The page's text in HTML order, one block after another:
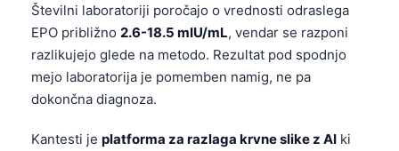
Številni laboratoriji poročajo o vrednosti odraslega
EPO približno 2.6-18.5 mIU/mL, vendar se razponi
razlikujejo glede na metodo. Rezultat pod spodnjo
mejo laboratorija je pomemben namig, ne pa
dokončna diagnoza.
Kantesti je platforma za razlaga krvne slike z AI ki